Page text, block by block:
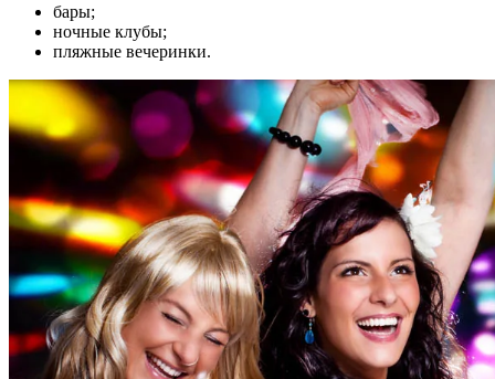
бары;
ночные клубы;
пляжные вечеринки.